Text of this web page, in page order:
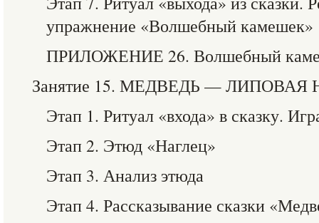
упражнение «Волшебный камешек»
ПРИЛОЖЕНИЕ 26. Волшебный
Занятие 15. МЕДВЕДЬ — ЛИПОВАЯ
Этап 1. Ритуал «входа» в сказку.
Этап 2. Этюд «Наглец»
Этап 3. Анализ этюда
Этап 4. Рассказывание сказки